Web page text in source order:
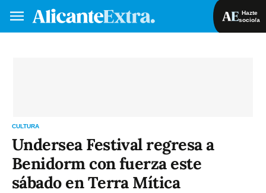
Hazte
socio/a
CULTURA
Undersea Festival regresa a
Benidorm con fuerza este
sábado en Terra Mítica